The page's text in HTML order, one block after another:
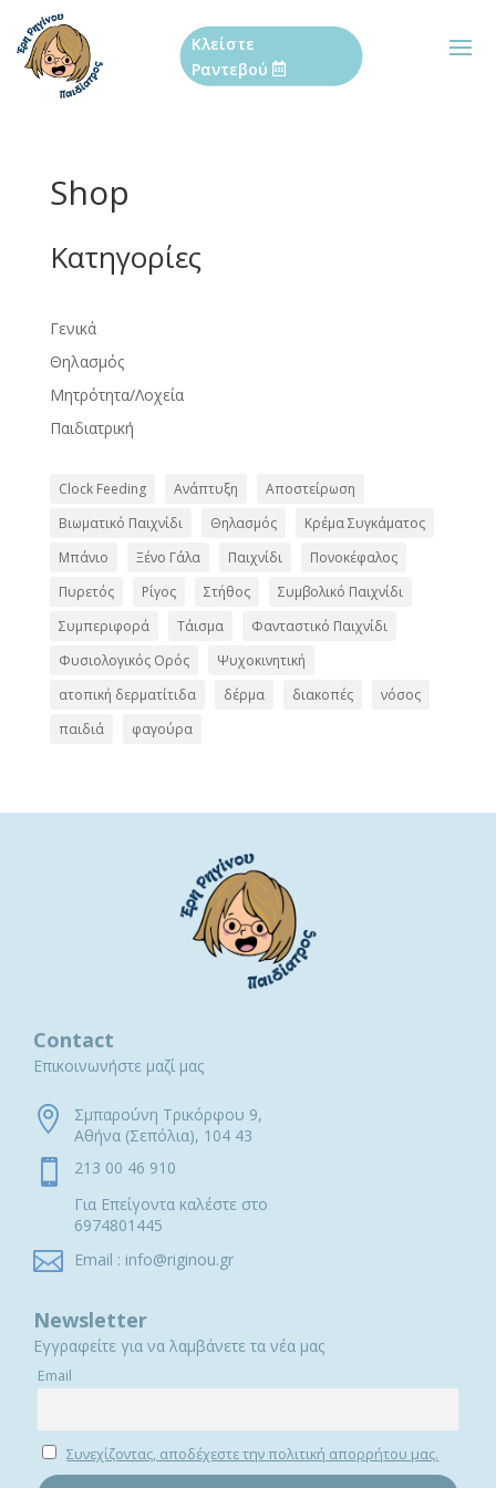
Κλείστε
Ραντεβού
Shop
Κατηγορίες
Γενικά
Θηλασμός
Μητρότητα/Λοχεία
Παιδιατρική
Clock Feeding Ανάπτυξη
Αποστείρωση
Βιωματικό Παιχνίδι
Θηλασμός
Κρέμα Συγκάματος
Μπάνιο
Ξένο Γάλα Παιχνίδι
Πονοκέφαλος
Πυρετός
Ρίγος Στήθος
Συμβολικό Παιχνίδι
Συμπεριφορά
Τάισμα
Φανταστικό Παιχνίδι
Φυσιολογικός Ορός
Ψυχοκινητική
ατοπική δερματίτιδα
δέρμα διακοπές
νόσος
παιδιά
φαγούρα
Contact
Επικοινωνήστε μαζί μας

Σμπαρούνη Τρικόρφου 9,
Αθήνα (Σεπόλια), 104 43

213 00 46 910
Για Επείγοντα καλέστε στο
6974801445
 Email : info@riginou.gr
Newsletter
Εγγραφείτε για να λαμβάνετε τα νέα μας
Email
Συνεχίζοντας, αποδέχεστε την πολιτική απορρήτου μας.